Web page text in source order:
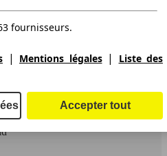
fournisseurs.
| Mentions légales|
Liste des
Accepter tout